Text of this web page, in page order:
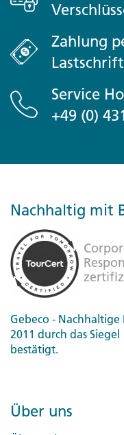
Zahlung
Service
+49 (0)
Nachhaltig mit
Gebeco - Nachhaltige
2011 durch das
bestätigt.
Über uns